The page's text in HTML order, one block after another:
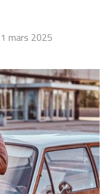
mars 2025